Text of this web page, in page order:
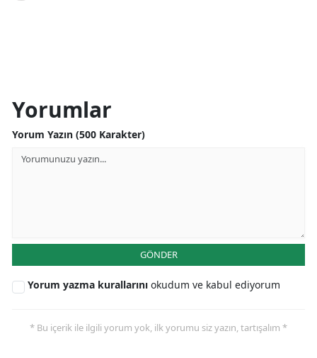
Yorumlar
Yorum Yazın (500 Karakter)
GÖNDER
Yorum yazma kurallarını okudum ve kabul ediyorum
* Bu içerik ile ilgili yorum yok, ilk yorumu siz yazın, tartışalım *